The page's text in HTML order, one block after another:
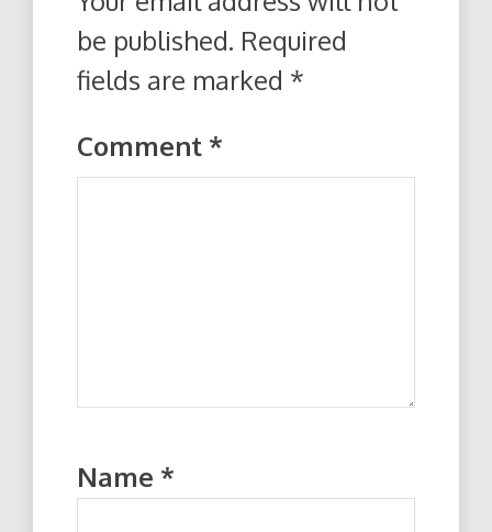
be published. Required
fields are marked *
Comment *
Name *